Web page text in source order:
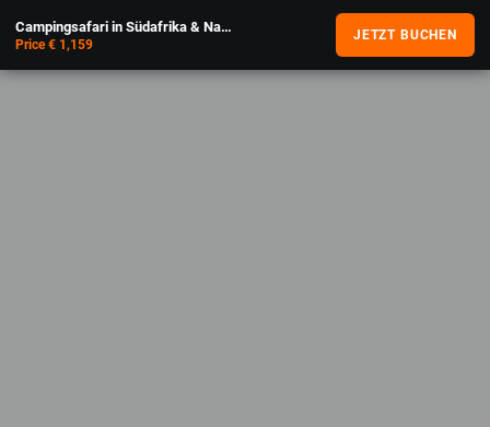
Campingsafari in Südafrika & Namibia
Price € 1,159
JETZT BUCHEN